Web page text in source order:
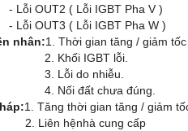
OUT2 ( Lỗi IGBT Pha V )
OUT3 ( Lỗi IGBT Pha W )
nhân:1. Thời gian tăng / giảm tốc
IGBT lỗi.
do nhiễu.
đất chưa đúng.
1. Tăng thời gian tăng / giảm
hệnhà cung cấp